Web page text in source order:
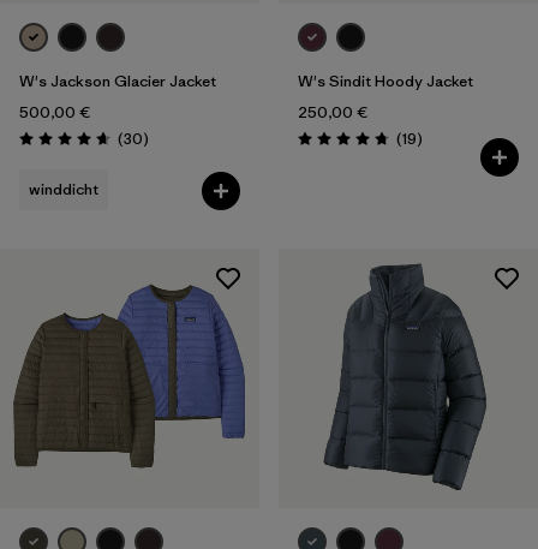
W's Jackson Glacier Jacket
500,00 €
Bewertung: 4.6 / 5
(30Rezensionen
)
winddicht
W's Sindit Hoody Jacket
250,00 €
Bewertung: 4.7 / 5
(19Rezensionen
)